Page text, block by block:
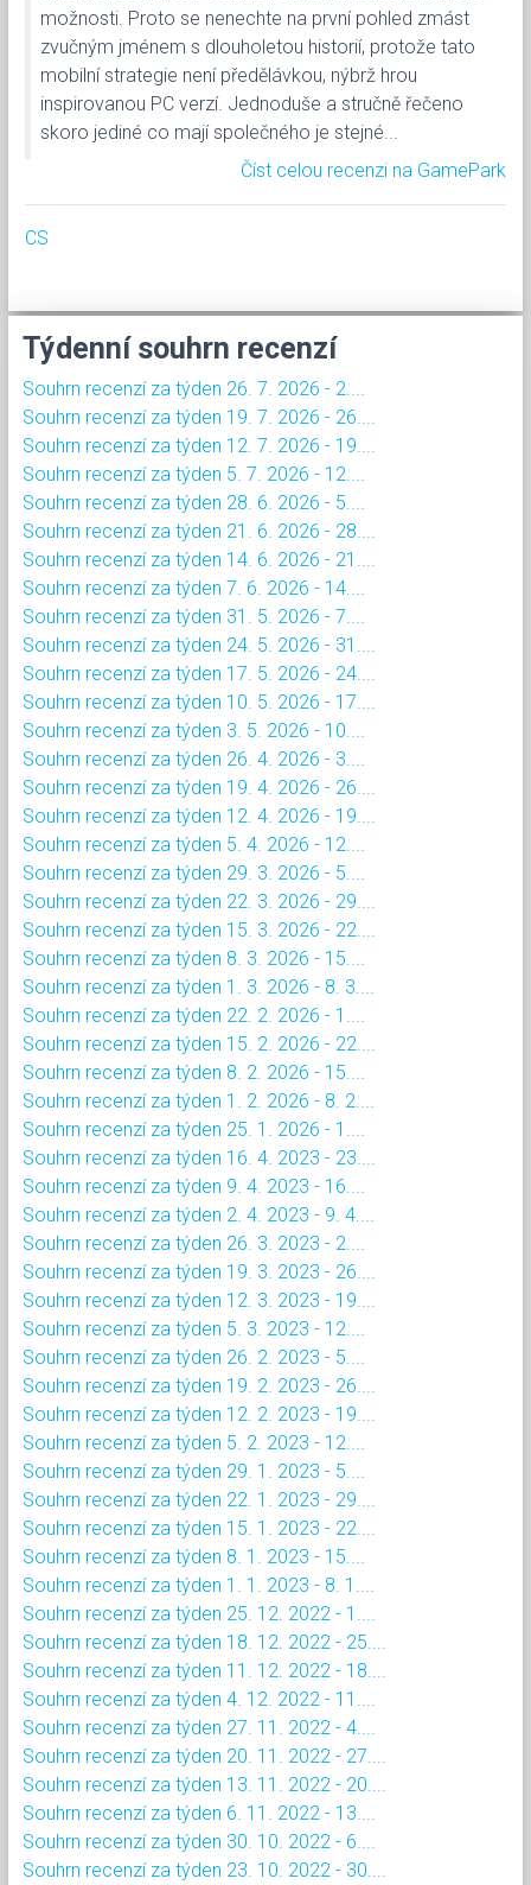
možnosti. Proto se nenechte na první pohled zmást
zvučným jménem s dlouholetou historií, protože tato
mobilní strategie není předělávkou, nýbrž hrou
inspirovanou PC verzí. Jednoduše a stručně řečeno
skoro jediné co mají společného je stejné...
Číst celou recenzi na GamePark
CS
Týdenní souhrn recenzí
Souhrn recenzí za týden 26. 7. 2026 - 2....
Souhrn recenzí za týden 19. 7. 2026 - 26....
Souhrn recenzí za týden 12. 7. 2026 - 19....
Souhrn recenzí za týden 5. 7. 2026 - 12....
Souhrn recenzí za týden 28. 6. 2026 - 5....
Souhrn recenzí za týden 21. 6. 2026 - 28....
Souhrn recenzí za týden 14. 6. 2026 - 21....
Souhrn recenzí za týden 7. 6. 2026 - 14....
Souhrn recenzí za týden 31. 5. 2026 - 7....
Souhrn recenzí za týden 24. 5. 2026 - 31....
Souhrn recenzí za týden 17. 5. 2026 - 24....
Souhrn recenzí za týden 10. 5. 2026 - 17....
Souhrn recenzí za týden 3. 5. 2026 - 10....
Souhrn recenzí za týden 26. 4. 2026 - 3....
Souhrn recenzí za týden 19. 4. 2026 - 26....
Souhrn recenzí za týden 12. 4. 2026 - 19....
Souhrn recenzí za týden 5. 4. 2026 - 12....
Souhrn recenzí za týden 29. 3. 2026 - 5....
Souhrn recenzí za týden 22. 3. 2026 - 29....
Souhrn recenzí za týden 15. 3. 2026 - 22....
Souhrn recenzí za týden 8. 3. 2026 - 15....
Souhrn recenzí za týden 1. 3. 2026 - 8. 3....
Souhrn recenzí za týden 22. 2. 2026 - 1....
Souhrn recenzí za týden 15. 2. 2026 - 22....
Souhrn recenzí za týden 8. 2. 2026 - 15....
Souhrn recenzí za týden 1. 2. 2026 - 8. 2....
Souhrn recenzí za týden 25. 1. 2026 - 1....
Souhrn recenzí za týden 16. 4. 2023 - 23....
Souhrn recenzí za týden 9. 4. 2023 - 16....
Souhrn recenzí za týden 2. 4. 2023 - 9. 4....
Souhrn recenzí za týden 26. 3. 2023 - 2....
Souhrn recenzí za týden 19. 3. 2023 - 26....
Souhrn recenzí za týden 12. 3. 2023 - 19....
Souhrn recenzí za týden 5. 3. 2023 - 12....
Souhrn recenzí za týden 26. 2. 2023 - 5....
Souhrn recenzí za týden 19. 2. 2023 - 26....
Souhrn recenzí za týden 12. 2. 2023 - 19....
Souhrn recenzí za týden 5. 2. 2023 - 12....
Souhrn recenzí za týden 29. 1. 2023 - 5....
Souhrn recenzí za týden 22. 1. 2023 - 29....
Souhrn recenzí za týden 15. 1. 2023 - 22....
Souhrn recenzí za týden 8. 1. 2023 - 15....
Souhrn recenzí za týden 1. 1. 2023 - 8. 1....
Souhrn recenzí za týden 25. 12. 2022 - 1....
Souhrn recenzí za týden 18. 12. 2022 - 25....
Souhrn recenzí za týden 11. 12. 2022 - 18....
Souhrn recenzí za týden 4. 12. 2022 - 11....
Souhrn recenzí za týden 27. 11. 2022 - 4....
Souhrn recenzí za týden 20. 11. 2022 - 27....
Souhrn recenzí za týden 13. 11. 2022 - 20....
Souhrn recenzí za týden 6. 11. 2022 - 13....
Souhrn recenzí za týden 30. 10. 2022 - 6....
Souhrn recenzí za týden 23. 10. 2022 - 30....